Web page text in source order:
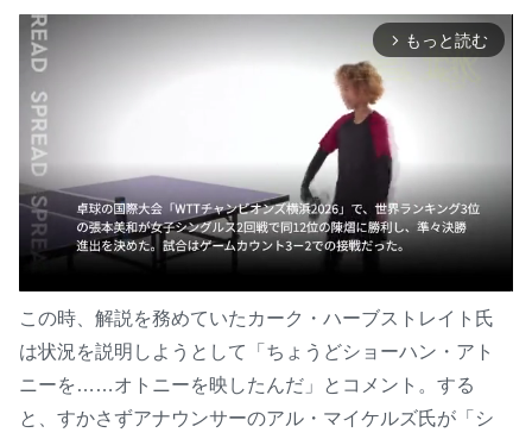
arrow_forward_ios もっと読む
M
u
t
e
この時、解説を務めていたカーク・ハーブストレイト氏
は状況を説明しようとして「ちょうどショーハン・アト
ニーを……オトニーを映したんだ」とコメント。する
と、すかさずアナウンサーのアル・マイケルズ氏が「シ